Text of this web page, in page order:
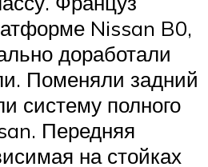
Nissan B0,
доработали
Поменяли задний
систему полного
Передняя
на стойках